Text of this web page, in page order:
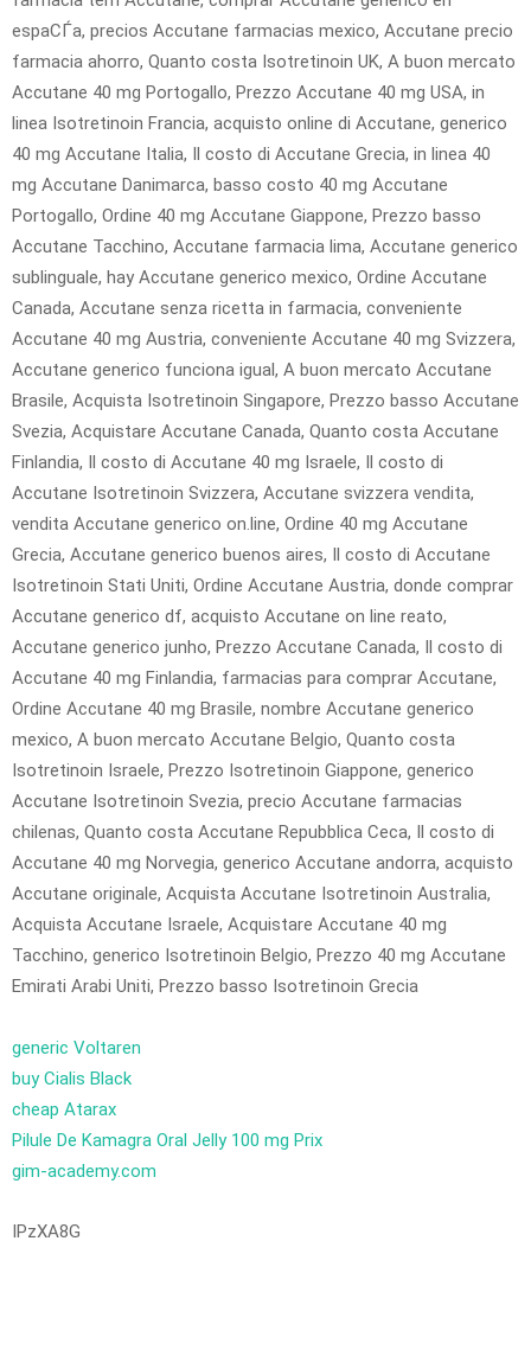
espaСЃa, precios Accutane farmacias mexico, Accutane precio
farmacia ahorro, Quanto costa Isotretinoin UK, A buon mercato
Accutane 40 mg Portogallo, Prezzo Accutane 40 mg USA, in
linea Isotretinoin Francia, acquisto online di Accutane, generico
40 mg Accutane Italia, Il costo di Accutane Grecia, in linea 40
mg Accutane Danimarca, basso costo 40 mg Accutane
Portogallo, Ordine 40 mg Accutane Giappone, Prezzo basso
Accutane Tacchino, Accutane farmacia lima, Accutane generico
sublinguale, hay Accutane generico mexico, Ordine Accutane
Canada, Accutane senza ricetta in farmacia, conveniente
Accutane 40 mg Austria, conveniente Accutane 40 mg Svizzera,
Accutane generico funciona igual, A buon mercato Accutane
Brasile, Acquista Isotretinoin Singapore, Prezzo basso Accutane
Svezia, Acquistare Accutane Canada, Quanto costa Accutane
Finlandia, Il costo di Accutane 40 mg Israele, Il costo di
Accutane Isotretinoin Svizzera, Accutane svizzera vendita,
vendita Accutane generico on.line, Ordine 40 mg Accutane
Grecia, Accutane generico buenos aires, Il costo di Accutane
Isotretinoin Stati Uniti, Ordine Accutane Austria, donde comprar
Accutane generico df, acquisto Accutane on line reato,
Accutane generico junho, Prezzo Accutane Canada, Il costo di
Accutane 40 mg Finlandia, farmacias para comprar Accutane,
Ordine Accutane 40 mg Brasile, nombre Accutane generico
mexico, A buon mercato Accutane Belgio, Quanto costa
Isotretinoin Israele, Prezzo Isotretinoin Giappone, generico
Accutane Isotretinoin Svezia, precio Accutane farmacias
chilenas, Quanto costa Accutane Repubblica Ceca, Il costo di
Accutane 40 mg Norvegia, generico Accutane andorra, acquisto
Accutane originale, Acquista Accutane Isotretinoin Australia,
Acquista Accutane Israele, Acquistare Accutane 40 mg
Tacchino, generico Isotretinoin Belgio, Prezzo 40 mg Accutane
Emirati Arabi Uniti, Prezzo basso Isotretinoin Grecia
generic Voltaren
buy Cialis Black
cheap Atarax
Pilule De Kamagra Oral Jelly 100 mg Prix
gim-academy.com
IPzXA8G